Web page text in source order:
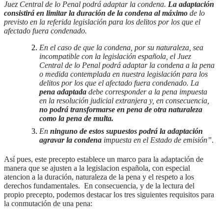
Juez Central de lo Penal podrá adaptar la condena. La adaptación
consistirá en limitar la duración de la condena al máximo de lo
previsto en la referida legislación para los delitos por los que el
afectado fuera condenado.
En el caso de que la condena, por su naturaleza, sea
incompatible con la legislación española, el Juez
Central de lo Penal podrá adaptar la condena a la pena
o medida contemplada en nuestra legislación para los
delitos por los que el afectado fuera condenado. La
pena adaptada debe corresponder a la pena impuesta
en la resolución judicial extranjera y, en consecuencia,
no podrá transformarse en pena de otra naturaleza
como la pena de multa.
En ninguno de estos supuestos podrá la adaptación
agravar la condena impuesta en el Estado de emisión”.
Así pues, este precepto establece un marco para la adaptación de
manera que se ajusten a la legislacion española, con especial
atencion a la duración, naturaleza de la pena y el respeto a los
derechos fundamentales. En consecuencia, y de la lectura del
propio precepto, podemos destacar los tres siguientes requisitos para
la conmutación de una pena: